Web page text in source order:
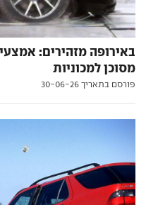
באירופה מזהירים:
מסוכן למכוניות
פורסם בתאריך 30-06-26